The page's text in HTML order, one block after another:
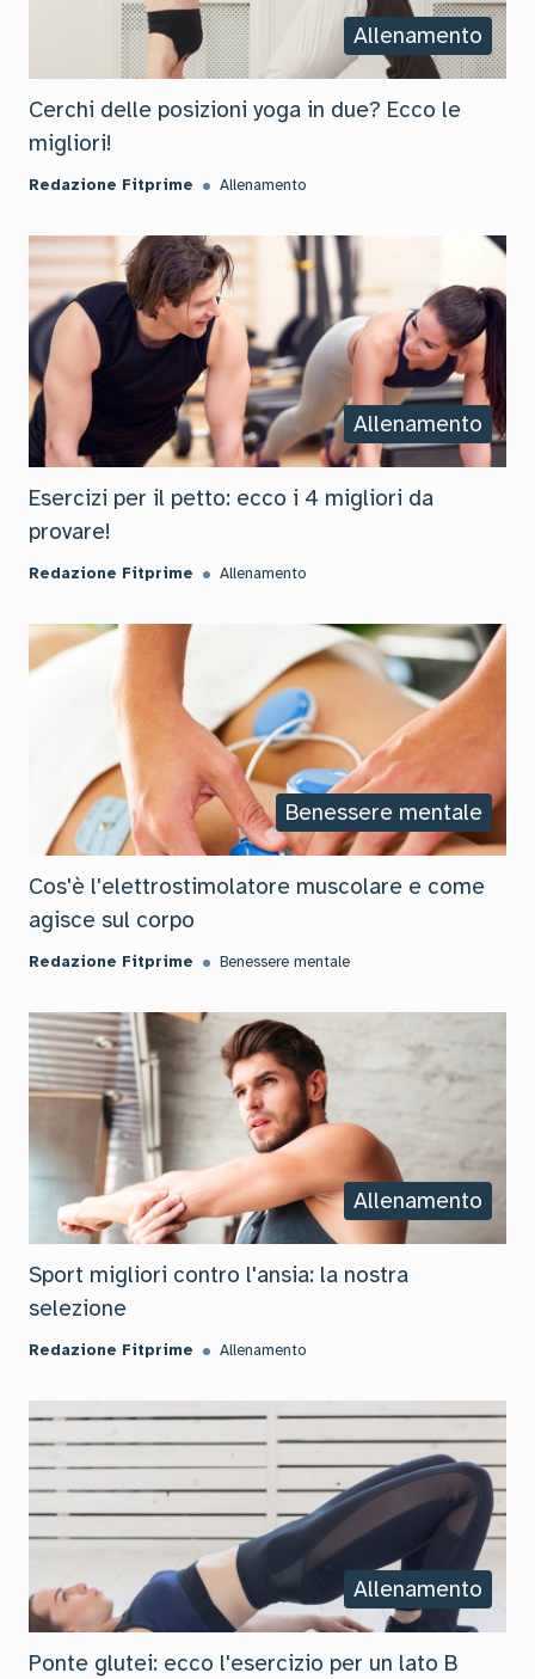
Allenamento
Cerchi delle posizioni yoga in due? Ecco le
migliori!
Redazione Fitprime Allenamento
Allenamento
Esercizi per il petto: ecco i 4 migliori da
provare!
Redazione Fitprime Allenamento
Benessere mentale
Cos'è l'elettrostimolatore muscolare e come
agisce sul corpo
Redazione Fitprime Benessere mentale
Allenamento
Sport migliori contro l'ansia: la nostra
selezione
Redazione Fitprime Allenamento
Allenamento
Ponte glutei: ecco l'esercizio per un lato B